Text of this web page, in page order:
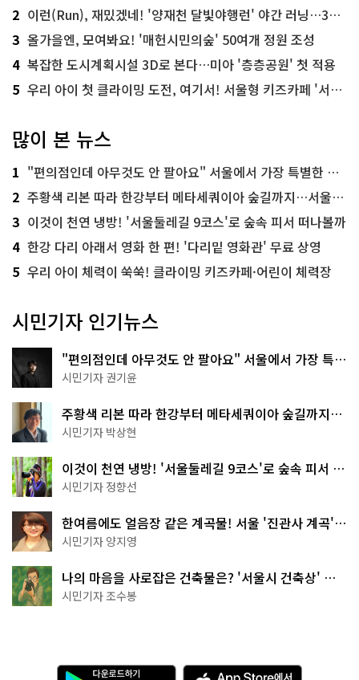
2 이런(Run), 재밌겠네! '양재천 달빛야행런' 야간 러닝…300명 모집
3 올가을엔, 모여봐요! '매헌시민의숲' 50여개 정원 조성
4 복잡한 도시계획시설 3D로 본다…미아 '층층공원' 첫 적용
5 우리 아이 첫 클라이밍 도전, 여기서! 서울형 키즈카페 '서울가족플라자점'
많이 본 뉴스
1 "편의점인데 아무것도 안 팔아요" 서울에서 가장 특별한 편의점의 정체
2 주황색 리본 따라 한강부터 메타세쿼이아 숲길까지…서울둘레길 15코스
3 이것이 천연 냉방! '서울둘레길 9코스'로 숲속 피서 떠나볼까
4 한강 다리 아래서 영화 한 편! '다리밑 영화관' 무료 상영
5 우리 아이 체력이 쑥쑥! 클라이밍 키즈카페·어린이 체력장
시민기자 인기뉴스
"편의점인데 아무것도 안 팔아요" 서울에서 가장 특별
한 편의점의 정체
시민기자 권기윤
주황색 리본 따라 한강부터 메타세쿼이아 숲길까지…
서울둘레길 15코스
시민기자 박상현
이것이 천연 냉방! '서울둘레길 9코스'로 숲속 피서 떠
나볼까
시민기자 정향선
한여름에도 얼음장 같은 계곡물! 서울 '진관사 계곡'이
천국이네~
시민기자 양지영
나의 마음을 사로잡은 건축물은? '서울시 건축상' 수
상작 공개!
시민기자 조수봉
다 A